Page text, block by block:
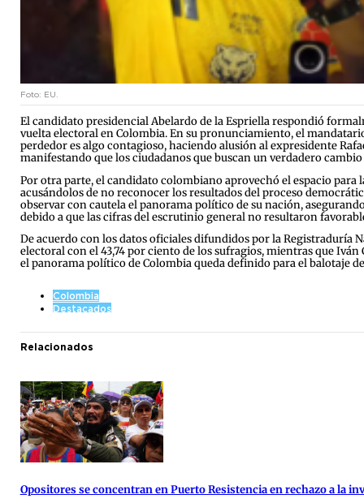
Foto: EU.
El candidato presidencial Abelardo de la Espriella respondió
vuelta electoral en Colombia. En su pronunciamiento, el
perdedor es algo contagioso, haciendo alusión al expresidente
manifestando que los ciudadanos que buscan un verdadero
Por otra parte, el candidato colombiano aprovechó el espacio para
acusándolos de no reconocer los resultados del proceso
observar con cautela el panorama político de su nación,
debido a que las cifras del escrutinio general no resultaron
De acuerdo con los datos oficiales difundidos por la Registraduría
electoral con el 43,74 por ciento de los sufragios, mientras que
el panorama político de Colombia queda definido para el balotaje
Colombia
Destacados
Relacionados
Opositores se concentran en Puerto Resistencia en rechazo a la